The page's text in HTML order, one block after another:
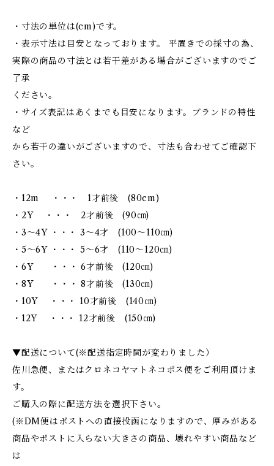
・寸法の単位は(cm)です。
・表示寸法は目安となっております。 平置きでの採寸の為、
実際の商品の寸法とは若干差がある場合がございますのでご
了承
ください。
・サイズ表記はあくまでも目安になります。ブランドの特性
など
から若干の違いがございますので、寸法も合わせてご確認下
さい。
・12m ・・・ 1才前後 (80cm)
・2Y ・・・ 2才前後 (90㎝)
・3～4Y ・・・ 3～4才 (100～110㎝)
・5～6Y ・・・ 5～6才 (110～120㎝)
・6Y ・・・ 6才前後 (120㎝)
・8Y ・・・ 8才前後 (130㎝)
・10Y ・・・ 10才前後 (140㎝)
・12Y ・・・ 12才前後 (150㎝)
▼配送について(※配送指定時間が変わりました）
佐川急便、またはクロネコヤマトネコポス便をご利用頂けま
す。
ご購入の際に配送方法を選択下さい。
(※DM便はポストへの直接投函になりますので、厚みがある
商品やポストに入らない大きさの商品、壊れやすい商品など
は